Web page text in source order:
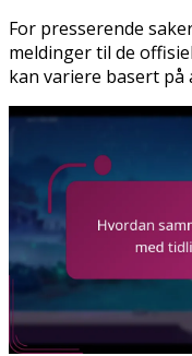
For presserende
meldinger til de
kan variere basert på